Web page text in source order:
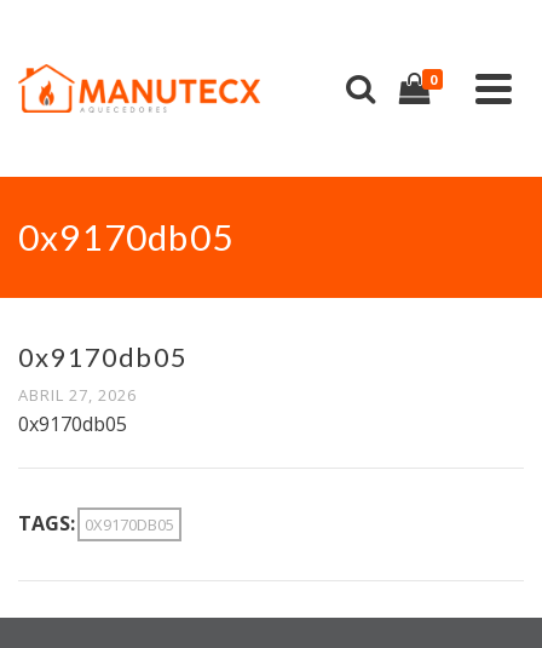
0
0x9170db05
0x9170db05
ABRIL 27, 2026
0x9170db05
TAGS: 0X9170DB05